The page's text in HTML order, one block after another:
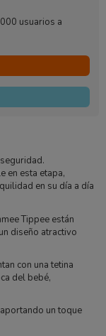
usuarios a
en esta etapa,
en su día a día
Tippeeestán
diseño atractivo
con una tetina
del bebé,
un toque